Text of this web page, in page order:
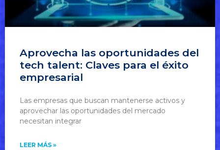
Aprovecha las oportunidades del
tech talent: Claves para el éxito
empresarial
Las empresas que buscan mantenerse activos y
aprovechar las oportunidades del mercado
necesitan integrar
LEER MÁS »